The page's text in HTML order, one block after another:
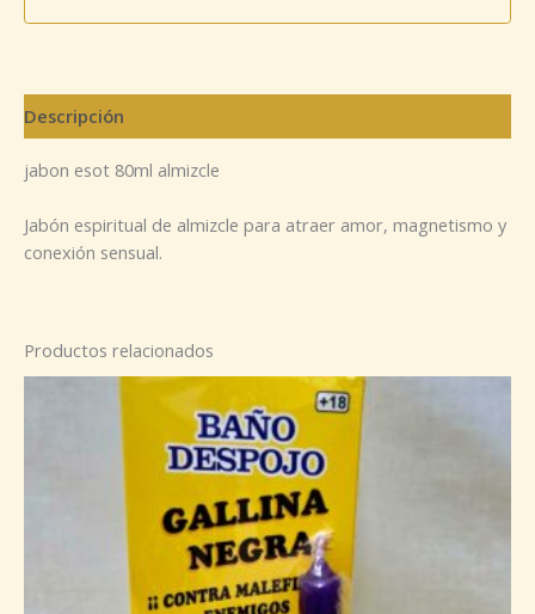
Descripción
jabon esot 80ml almizcle
Jabón espiritual de almizcle para atraer amor, magnetismo y
conexión sensual.
Productos relacionados